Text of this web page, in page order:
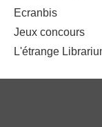
Ecranbis
Jeux concours
L'étrange